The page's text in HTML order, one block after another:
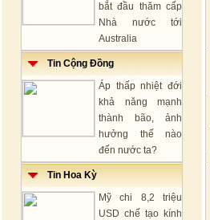
bắt đầu thăm cấp
Nhà nước tới
Australia
Tin Cộng Đồng
Áp thấp nhiệt đới
khả năng mạnh
thành bão, ảnh
hưởng thế nào
đến nước ta?
Tin Hoa Kỳ
Mỹ chi 8,2 triệu
USD chế tạo kính